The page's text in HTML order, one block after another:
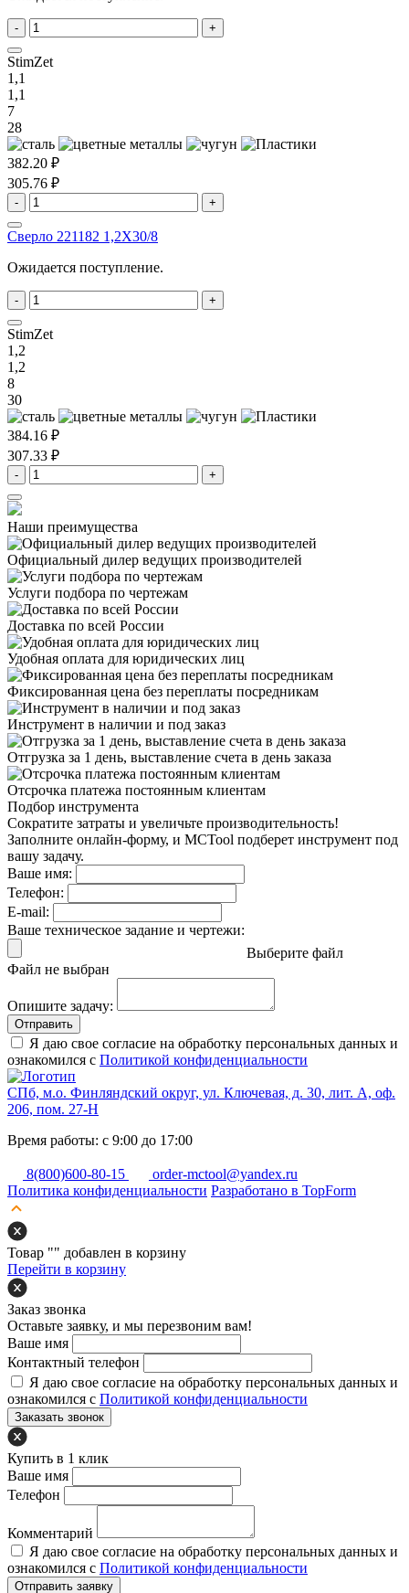
- +
StimZet
1,1
1,1
7
28
382.20 ₽
305.76 ₽
- +
Сверло 221182 1,2X30/8
Ожидается поступление.
- +
StimZet
1,2
1,2
8
30
384.16 ₽
307.33 ₽
- +
Наши преимущества
Официальный дилер ведущих производителей
Услуги подбора по чертежам
Доставка по всей России
Удобная оплата для юридических лиц
Фиксированная цена без переплаты посредникам
Инструмент в наличии и под заказ
Отгрузка за 1 день, выставление счета в день заказа
Отсрочка платежа постоянным клиентам
Подбор инструмента
Сократите затраты и увеличьте производительность!
Заполните онлайн-форму, и MCTool подберет инструмент под
вашу задачу.
Ваше имя:
Телефон:
E-mail:
Ваше техническое задание и чертежи:
Выберите файл
Файл не выбран
Опишите задачу:
Отправить
Я даю свое согласие на обработку персональных данных и
ознакомился с Политикой конфиденциальности
СПб, м.о. Финляндский округ, ул. Ключевая, д. 30, лит. А, оф.
206, пом. 27-Н
Время работы: с 9:00 до 17:00
8(800)600-80-15
order-mctool@yandex.ru
Политика конфиденциальности Разработано в TopForm
Товар "" добавлен в корзину
Перейти в корзину
Заказ звонка
Оставьте заявку, и мы перезвоним вам!
Ваше имя
Контактный телефон
Я даю свое согласие на обработку персональных данных и
ознакомился с Политикой конфиденциальности
Заказать звонок
Купить в 1 клик
Ваше имя
Телефон
Комментарий
Я даю свое согласие на обработку персональных данных и
ознакомился с Политикой конфиденциальности
Отправить заявку